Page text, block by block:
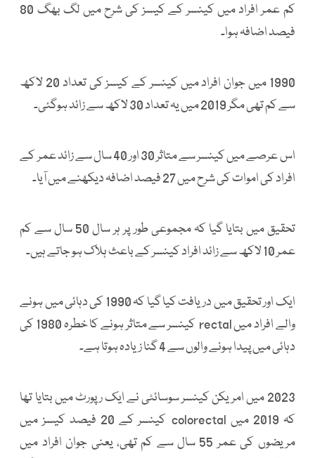
کم عمر افراد میں کینسر کے کیسز کی شرح میں لگ بھگ 80
فیصد اضافہ ہوا۔
1990 میں جوان افراد میں کینسر کے کیسز کی تعداد 20 لاکھ
سے کم تھی مگر 2019 میں یہ تعداد 30 لاکھ سے زائد ہوگئی۔
اس عرصے میں کینسر سے متاثر 30 اور 40 سال سے زائد عمر کے
افراد کی اموات کی شرح میں 27 فیصد اضافہ دیکھنے میں آیا۔
تحقیق میں بتایا گیا کہ مجموعی طور پر ہر سال 50 سال سے کم
عمر 10 لاکھ سے زائد افراد کینسر کے باعث ہلاک ہو جاتے ہیں۔
ایک اور تحقیق میں دریافت کیا گیا کہ 1990 کی دہائی میں ہونے
والے افراد میں rectal کینسر سے متاثر ہونے کا خطرہ 1980 کی
دہائی میں پیدا ہونے والوں سے 4 گنا زیادہ ہوتا ہے۔
2023 میں امریکن کینسر سوسائٹی نے ایک رپورٹ میں بتایا تھا
کہ 2019 میں colorectal کینسر کے 20 فیصد کیسز میں
مریضوں کی عمر 55 سال سے کم تھی، یعنی جوان افراد میں